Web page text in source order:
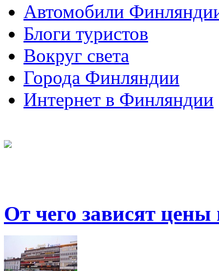
Автомобили
Блоги туристов
Вокруг света
Города Финляндии
Интернет в Финляндии
От чего зависят